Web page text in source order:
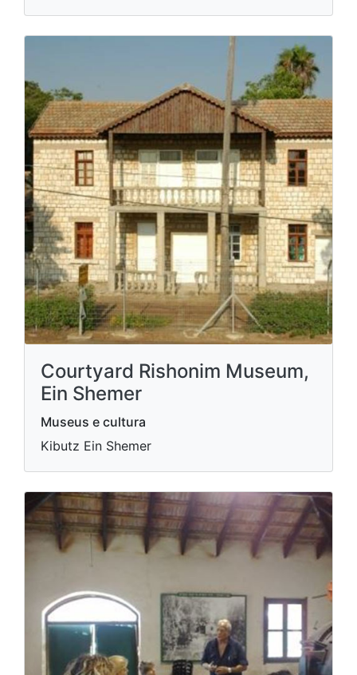
Courtyard Rishonim Museum,
Ein Shemer
Museus e cultura
Kibutz Ein Shemer